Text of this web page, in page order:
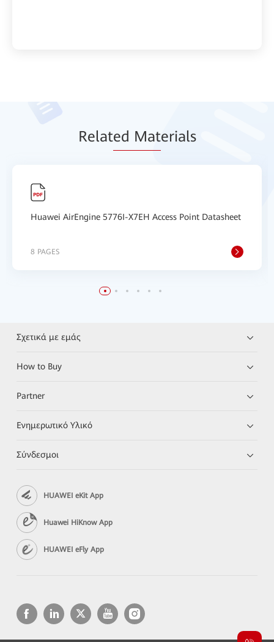
Related Materials
Huawei AirEngine 5776I-X7EH Access Point Datasheet
8 PAGES
Σχετικά με εμάς
How to Buy
Partner
Ενημερωτικό Υλικό
Σύνδεσμοι
HUAWEI eKit App
Huawei HiKnow App
HUAWEI eFly App